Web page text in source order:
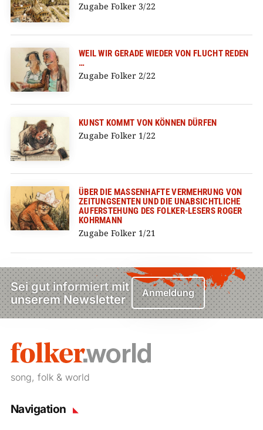
Zugabe Folker 3/22
WEIL WIR GERADE WIEDER VON FLUCHT REDEN
…
Zugabe Folker 2/22
KUNST KOMMT VON KÖNNEN DÜRFEN
Zugabe Folker 1/22
ÜBER DIE MASSENHAFTE VERMEHRUNG VON
ZEITUNGSENTEN UND DIE UNABSICHTLICHE
AUFERSTEHUNG DES FOLKER-LESERS ROGER
KOHRMANN
Zugabe Folker 1/21
Sei gut informiert mit
unserem Newsletter
Anmeldung
song, folk & world
Navigation